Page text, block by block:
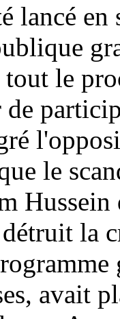
lancé
tout le
le
la
avait